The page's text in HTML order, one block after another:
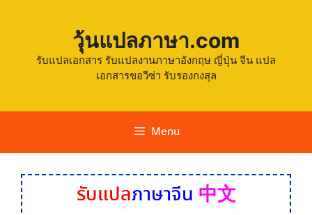
วุ้นแปลภาษา.com
รับแปลเอกสาร รับแปลงานภาษาอังกฤษ ญี่ปุ่น จีน แปล
เอกสารขอวีซ่า รับรองกงสุล
Menu
รับแปลภาษาจีน 中文